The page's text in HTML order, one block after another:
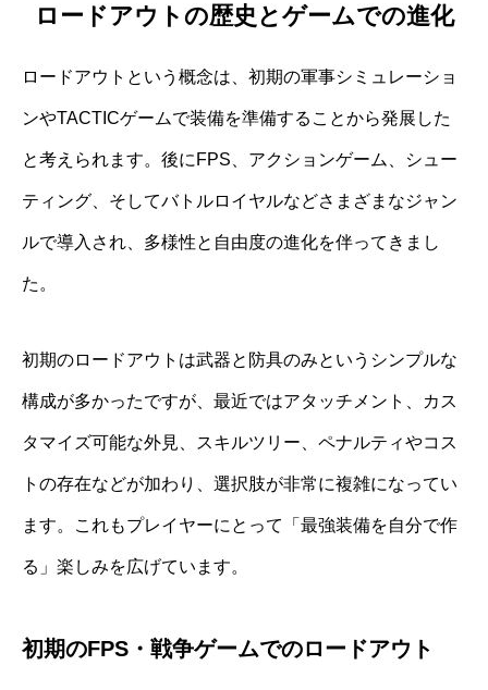
ロードアウトの歴史とゲームでの進化
ロードアウトという概念は、初期の軍事シミュレーショ
ンやTACTICゲームで装備を準備することから発展した
と考えられます。後にFPS、アクションゲーム、シュー
ティング、そしてバトルロイヤルなどさまざまなジャン
ルで導入され、多様性と自由度の進化を伴ってきまし
た。
初期のロードアウトは武器と防具のみというシンプルな
構成が多かったですが、最近ではアタッチメント、カス
タマイズ可能な外見、スキルツリー、ペナルティやコス
トの存在などが加わり、選択肢が非常に複雑になってい
ます。これもプレイヤーにとって「最強装備を自分で作
る」楽しみを広げています。
初期のFPS・戦争ゲームでのロードアウト